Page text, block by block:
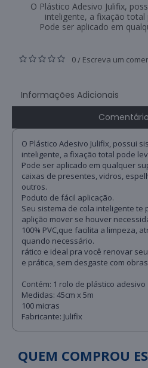
O Plástico Adesivo Julifix,
inteligente, a fixação total
Pode ser aplicado em
0/ Escreva um
Informações Adicionais
O Plástico Adesivo Julifix, possui
inteligente, a fixação total pode
Pode ser aplicado em qualquer
caixas de presentes, vidros,
outros.
Poduto de fácil aplicação.
Seu sistema de cola inteligente te
aplição mover se houver
100% PVC,que facilita a limpeza,
quando necessário.
rático e ideal pra você renovar
e prática, sem desgaste com
Contém: 1 rolo de plástico adesivo
Medidas: 45cm x 5m
100 micras
Fabricante: Julifix
QUEM COMPROU